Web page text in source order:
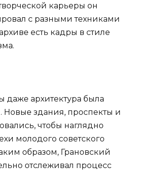
карьеры он
с разными техниками
есть кадры в стиле
даже архитектура была
Новые здания, проспекты и
чтобы наглядно
молодого советского
образом, Грановский
отслеживал процесс